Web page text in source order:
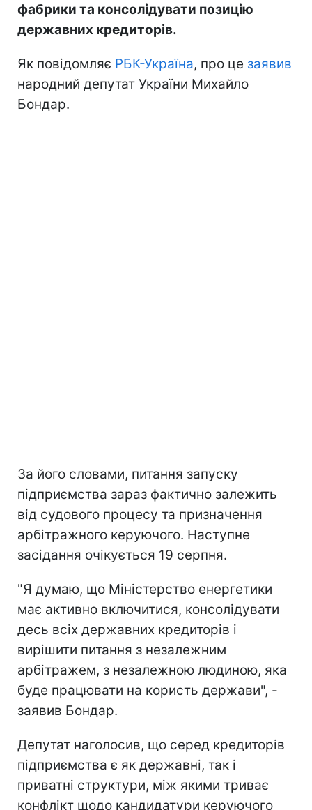
фабрики та консолідувати позицію
державних кредиторів.
Як повідомляє РБК-Україна, про це заявив
народний депутат України Михайло
Бондар.
За його словами, питання запуску
підприємства зараз фактично залежить
від судового процесу та призначення
арбітражного керуючого. Наступне
засідання очікується 19 серпня.
"Я думаю, що Міністерство енергетики
має активно включитися, консолідувати
десь всіх державних кредиторів і
вирішити питання з незалежним
арбітражем, з незалежною людиною, яка
буде працювати на користь держави", -
заявив Бондар.
Депутат наголосив, що серед кредиторів
підприємства є як державні, так і
приватні структури, між якими триває
конфлікт щодо кандидатури керуючого